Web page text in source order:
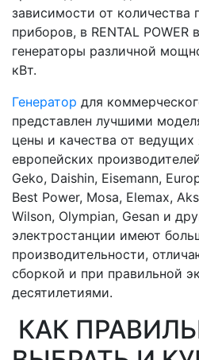
зависимости от количества
приборов, в RENTAL
генераторы различной
кВт.
Генератор для
представлен лучшими
цены и качества от ведущих
европейских
Geko, Daishin, Eisemann,
Best Power, Mosa, Elemax,
Wilson, Olympian, Gesan и
электростанции имеют
производительности,
сборкой и при правильной
десятилетиями.
КАК